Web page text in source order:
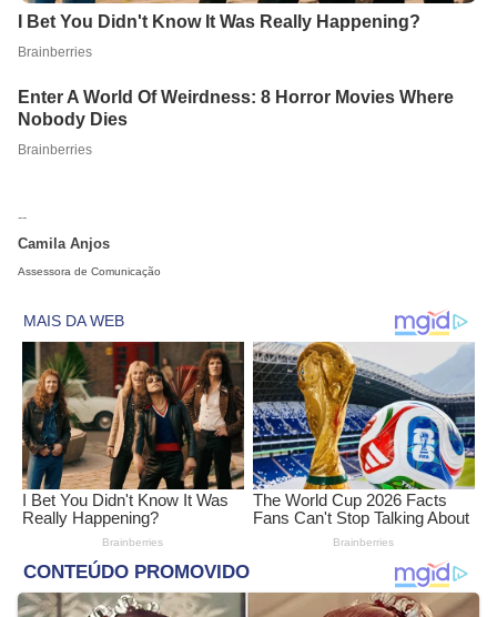
--
Camila Anjos
Assessora de Comunicação